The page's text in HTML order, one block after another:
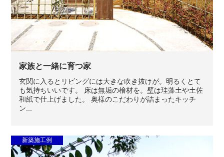
家族と一緒に育つ家
玄関に入るとリビングには大きな吹き抜けが。明るくとて
も気持ちいいです。 床は無垢の檜材を。壁は珪藻土や土佐
和紙で仕上げました。 奥様のこだわりが詰まったキッチ
ン...
新築施工例